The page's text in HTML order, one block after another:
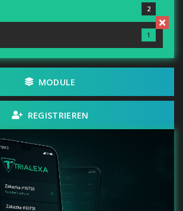
2
1
MODULE
REGISTRIEREN